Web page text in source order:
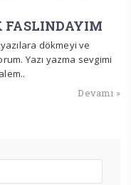
dökmeyi ve
Yazı yazma sevgimi
Devamı »